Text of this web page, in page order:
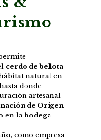
cerdo de bellota
hábitat natural en
donde
artesanal
de Origen
en la bodega.
, como empresa